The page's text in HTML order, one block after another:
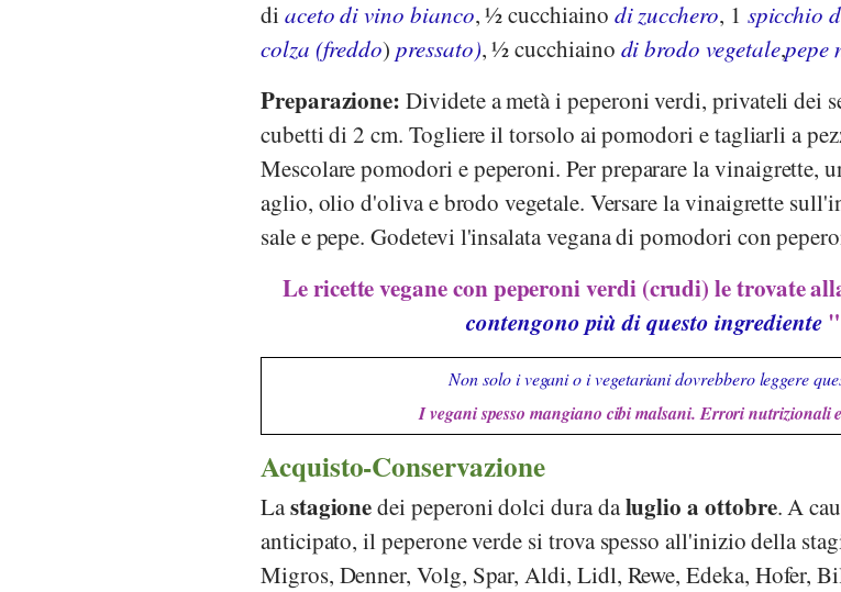
di aceto di vino bianco, ½ cucchiaino di zucchero, 1 spicchio
colza (freddo)pressato), ½ cucchiaino di brodo vegetale,pepe
Preparazione: Dividete a metà i peperoni verdi, privateli dei
cubetti di 2 cm. Togliere il torsolo ai pomodori e tagliarli a
Mescolare pomodori e peperoni. Per preparare la vinaigrette,
aglio, olio d'oliva e brodo vegetale. Versare la vinaigrette
sale e pepe. Godetevi l'insalata vegana di pomodori con
Le ricette vegane con peperoni verdi (crudi) le trovate
contengono più di questo ingrediente
Non solo i vegani o i vegetariani dovrebbero leggere
I vegani spesso mangiano cibi malsani. Errori nutrizionali
Acquisto-Conservazione
Lastagionedei peperoni dolci dura daluglio a ottobre. A
anticipato, il peperone verde si trova spesso all'inizio della
Migros, Denner, Volg, Spar,Aldi, Lidl, Rewe,Edeka, Hofer,